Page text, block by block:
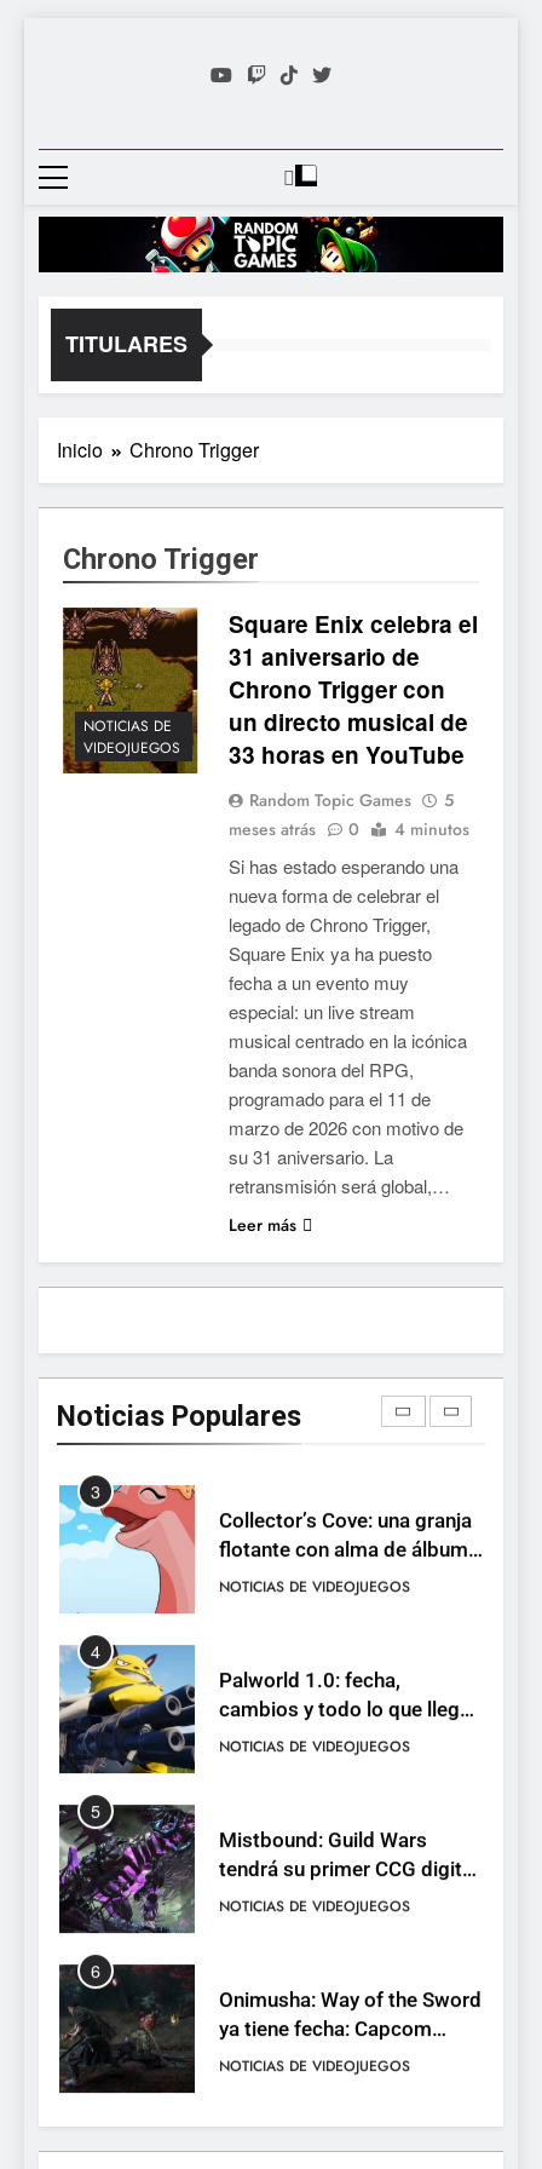
Random
Games
Videojuego Favorito
TITULARES
Inicio Chrono Trigger
Chrono Trigger
NOTICIAS DE
VIDEOJUEGOS
Square Enix celebra el
31 aniversario de
Chrono Trigger con
un directo musical de
33 horas en YouTube
Random Topic Games
5
meses atrás
0 4 minutos
Si has estado esperando una
nueva forma de celebrar el
legado de Chrono Trigger,
Square Enix ya ha puesto
fecha a un evento muy
especial: un live stream
musical centrado en la icónica
banda sonora del RPG,
programado para el 11 de
marzo de 2026 con motivo de
su 31 aniversario. La
retransmisión será global,…
Leer más
Noticias Populares
Mistbound: Guild Wars
tendrá su primer CCG digital
para PC y móviles
NOTICIAS DE VIDEOJUEGOS
6
Onimusha: Way of the Sword
ya tiene fecha: Capcom
reservas
NOTICIAS DE VIDEOJUEGOS
No Rest for the Wicked
confirma su versión 1.0 para
octubre en PS5 y PC
NOTICIAS DE VIDEOJUEGOS
Stuntman: Hollywood
devuelve el espectáculo de
la conducción acrobática a
PS5, Xbox Series X|S y PC
NOTICIAS DE VIDEOJUEGOS
Ragnarok Origin: Classic ya
está disponible, y es el único
RO F2P-friendly de la saga
NOTICIAS DE VIDEOJUEGOS
Humble Choice de julio
Neon White en el mismo
pack
NOTICIAS DE VIDEOJUEGOS
3
Collector’s Cove: una granja
flotante con alma de álbum
de cromos
NOTICIAS DE VIDEOJUEGOS
4
Palworld 1.0: fecha,
cambios y todo lo que llega
con el lanzamiento
NOTICIAS DE VIDEOJUEGOS
5
Mistbound: Guild Wars
tendrá su primer CCG digital
para PC y móviles
NOTICIAS DE VIDEOJUEGOS
6
Onimusha: Way of the Sword
ya tiene fecha: Capcom
lanza demo gratuita y abre
NOTICIAS DE VIDEOJUEGOS
7
No Rest for the Wicked